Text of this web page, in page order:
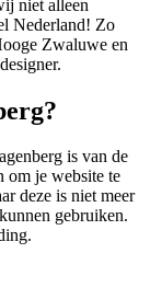
niet alleen
Nederland! Zo
Zwaluwe en
is van de
om je website te
deze is niet meer
gebruiken.